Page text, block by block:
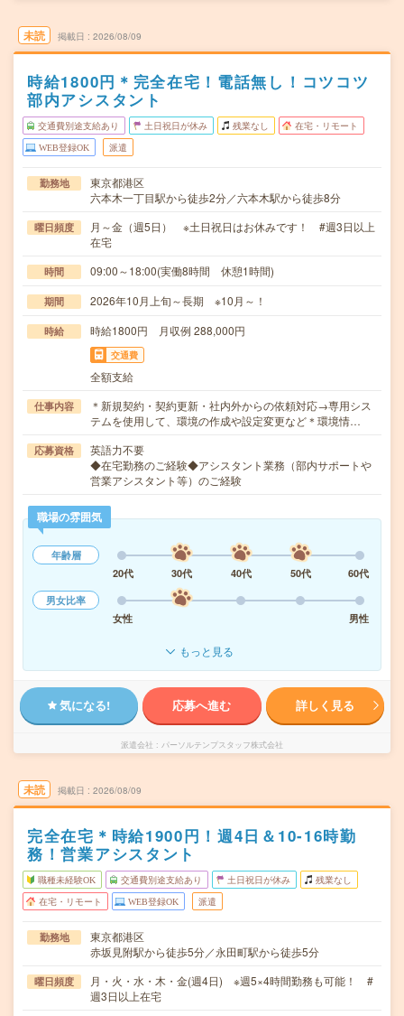
未読 掲載日 2026/08/09
時給1800円＊完全在宅！電話無し！コツコツ
部内アシスタント
交通費別途支給あり 土日祝日が休み 残業なし 在宅・リモート
WEB登録OK 派遣
勤務地
東京都港区
六本木一丁目駅から徒歩2分／六本木駅から徒歩8分
曜日頻度
月～金（週5日） ※土日祝日はお休みです！ #週3日以上
在宅
時間 09:00～18:00(実働8時間 休憩1時間)
期間 2026年10月上旬～長期 ※10月～！
時給 時給1800円 月収例 288,000円
交通費
全額支給
仕事内容
＊新規契約・契約更新・社内外からの依頼対応→専用シス
テムを使用して、環境の作成や設定変更など＊環境情…
応募資格
英語力不要
◆在宅勤務のご経験◆アシスタント業務（部内サポートや
営業アシスタント等）のご経験
職場の雰囲気
年齢層
20代
30代 40代 50代
60代
男女比率
女性
男性
もっと見る
気になる! 応募へ進む 詳しく見る
派遣会社 パーソルテンプスタッフ株式会社
未読 掲載日 2026/08/09
完全在宅＊時給1900円！週4日＆10-16時勤
務！営業アシスタント
職種未経験OK 交通費別途支給あり 土日祝日が休み 残業なし
在宅・リモート WEB登録OK 派遣
勤務地
東京都港区
赤坂見附駅から徒歩5分／永田町駅から徒歩5分
曜日頻度
月・火・水・木・金(週4日) ※週5×4時間勤務も可能！ #
週3日以上在宅